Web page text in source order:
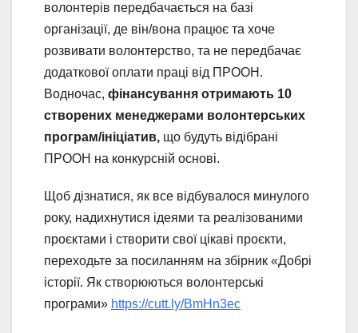
волонтерів передбачається на базі
організації, де він/вона працює та хоче
розвивати волонтерство, та не передбачає
додаткової оплати праці від ПРООН.
Водночас, фінансування отримають 10
створених менеджерами волонтерських
програм/ініціатив, що будуть відібрані
ПРООН на конкурсній основі.
Щоб дізнатися, як все відбувалося минулого
року, надихнутися ідеями та реалізованими
проєктами і створити свої цікаві проєкти,
переходьте за посиланням на збірник «Добрі
історії. Як створюються волонтерські
програми» https://cutt.ly/BmHn3ec